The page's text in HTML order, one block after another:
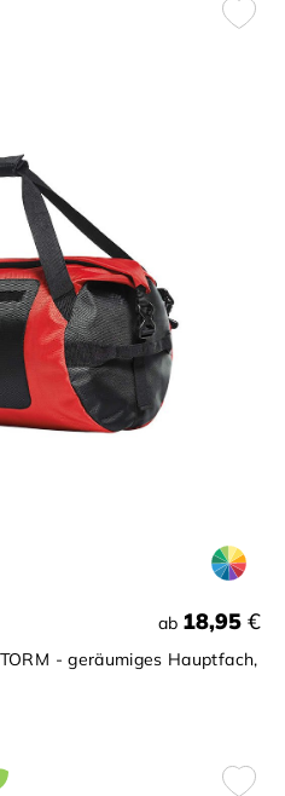
ab 18,95 €
- geräumiges Hauptfach,